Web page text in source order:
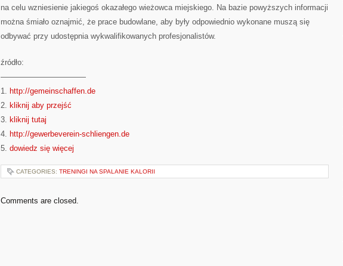
na celu wzniesienie jakiegoś okazałego wieżowca miejskiego. Na bazie powyższych informacji
można śmiało oznajmić, że prace budowlane, aby były odpowiednio wykonane muszą się
odbywać przy udostępnia wykwalifikowanych profesjonalistów.
źródło:
———————————
1. http://gemeinschaffen.de
2. kliknij aby przejść
3. kliknij tutaj
4. http://gewerbeverein-schliengen.de
5. dowiedz się więcej
CATEGORIES: TRENINGI NA SPALANIE KALORII
Comments are closed.